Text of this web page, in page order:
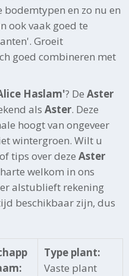
en zo nu en
ook vaak goed te
Groeit
goed combineren met
Haslam'? De Aster
als Aster. Deze
hoogt van ongeveer
wintergroen. Wilt u
tips over deze Aster
welkom in ons
alstublieft rekening
beschikbaar zijn, dus
Type plant:
Vaste plant